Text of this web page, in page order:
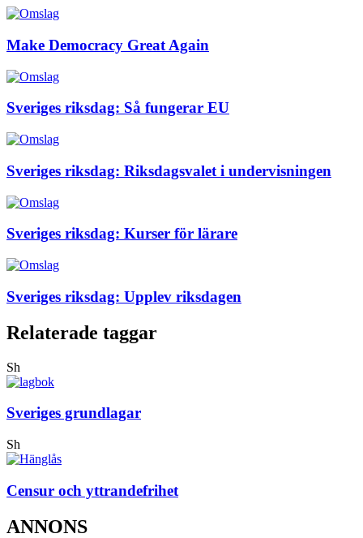
Make Democracy Great Again
Sveriges riksdag: Så fungerar EU
Sveriges riksdag: Riksdagsvalet i undervisningen
Sveriges riksdag: Kurser för lärare
Sveriges riksdag: Upplev riksdagen
Relaterade taggar
Sh
Sveriges grundlagar
Sh
Censur och yttrandefrihet
ANNONS